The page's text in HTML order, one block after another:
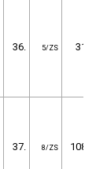
36. 5/ZS 31.18
37. 8/ZS 108.25